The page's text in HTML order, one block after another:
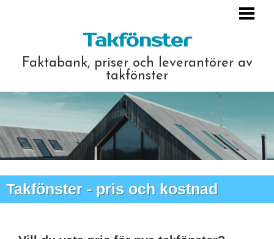
PRIS & KOSTNAD
LEVERANTÖRER
LÄNKAR
Takfönster
Faktabank, priser och leverantörer av
takfönster
Takfönster - pris och kostnad